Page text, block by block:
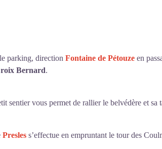
en plein écran
parking, direction Fontaine de Pétouze en
Bernard.
sentier vous permet de rallier le belvédère et sa
Presles s’effectue en empruntant le tour des